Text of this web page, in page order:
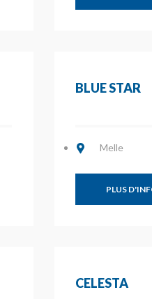
BLUE STAR
Melle
PLUS
CELESTA